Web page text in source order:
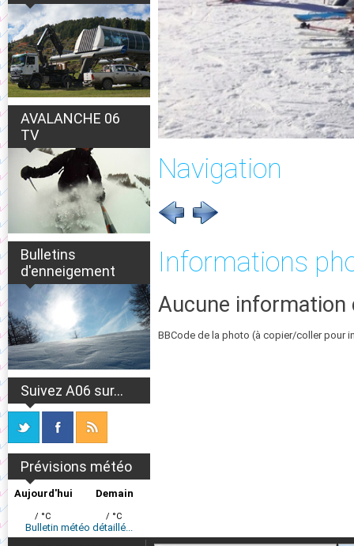
AVALANCHE 06
TV
Bulletins
d'enneigement
Suivez A06 sur...
Prévisions météo
Aujourd'hui
/ °C
Demain
/ °C
Bulletin météo détaillé...
Navigation
Informations
Aucune information
BBCode de la photo (à copier/coller pour